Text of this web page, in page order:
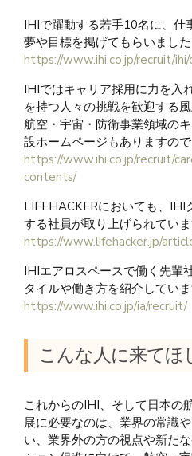
IHIで躍動する若手10名に、仕
夢や目標を掲げてもらいました
https://www.ihi.co.jp/recruit/
IHIではキャリア採用に力を入
を持つ人々の挑戦を歓迎する風
航空・宇宙・防衛事業領域の
設ホームページもありますので
https://www.ihi.co.jp/recruit/
contents/
LIFEHACKERにおいても、IHI
する社員が取り上げられていま
https://www.lifehacker.jp/
IHIエアロスペースで働く先輩
タイルや働き方を紹介していま
https://www.ihi.co.jp/ia/recruit/
こんな人に来てほ
これからのIHI、そして日本の
展に必要なのは、業界の常識
い、業界外の方の視点や新た